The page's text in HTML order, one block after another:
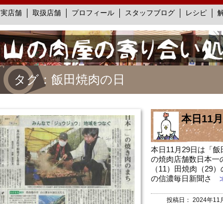
実店舗 取扱店舗 プロフィール スタッフブログ レシピ
タグ：飯田焼肉の日
本日11
本日11月29日は「
の焼肉店舗数日本一
（11）田焼肉（29
の信濃毎日新聞さ
≫
投稿日： 2024年11